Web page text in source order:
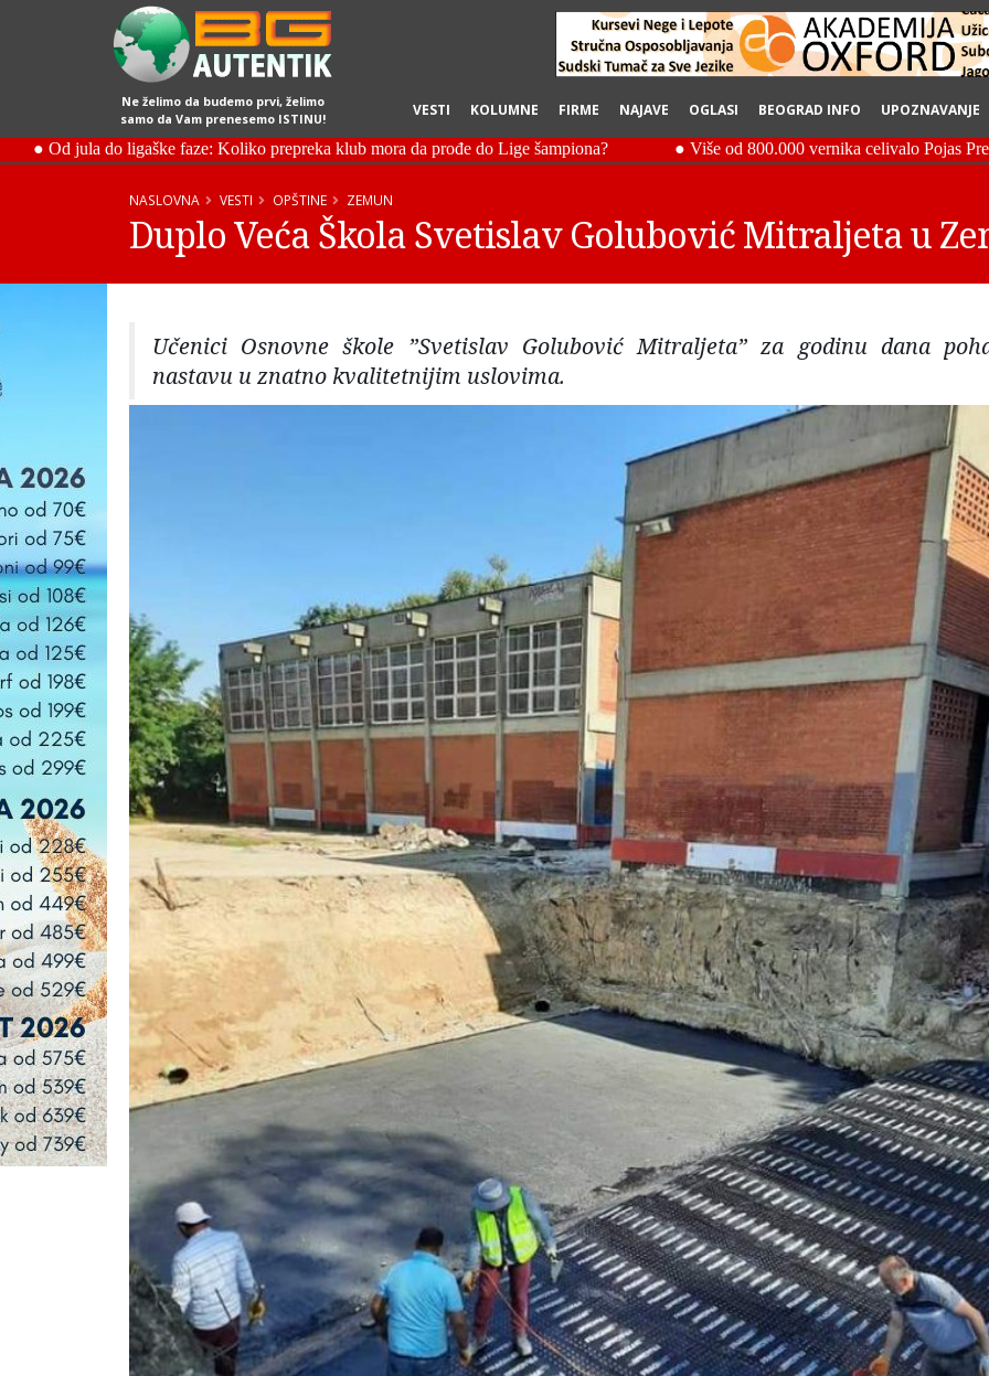
Ne želimo da budemo prvi, želimo
samo da Vam prenesemo ISTINU!
VESTI KOLUMNE FIRME NAJAVE OGLASI BEOGRAD INFO UPOZNAVANJE
NASLOVNA VESTI OPŠTINE ZEMUN
Duplo Veća Škola Svetislav Golubović Mitraljeta u
Učenici Osnovne škole ”Svetislav Golubović Mitraljeta” za godinu dana
nastavu u znatno kvalitetnijim uslovima.